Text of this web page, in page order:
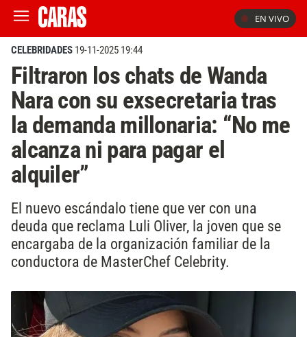
EN VIVO
CELEBRIDADES 19-11-2025 19:44
Filtraron los chats de Wanda
Nara con su exsecretaria tras
la demanda millonaria: “No me
alcanza ni para pagar el
alquiler”
El nuevo escándalo tiene que ver con una
deuda que reclama Luli Oliver, la joven que se
encargaba de la organización familiar de la
conductora de MasterChef Celebrity.